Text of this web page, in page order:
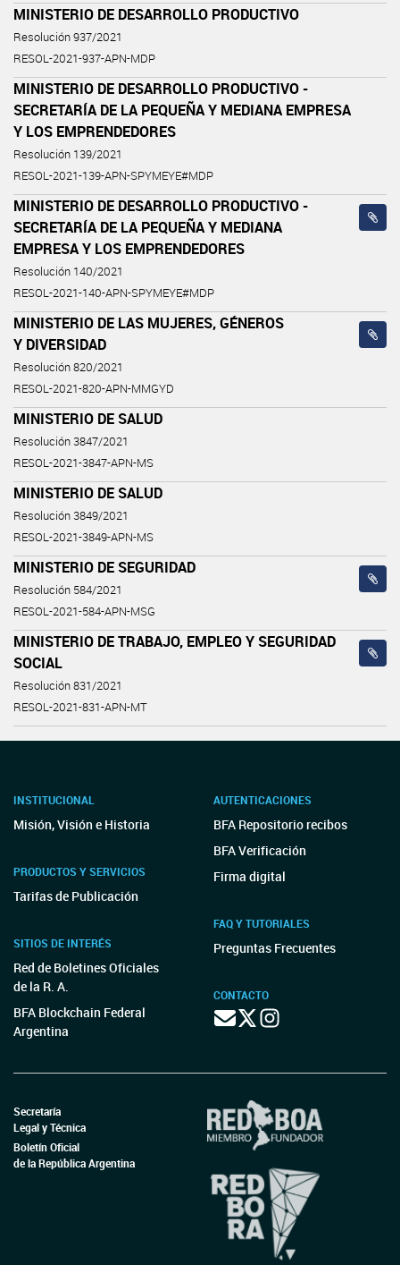
MINISTERIO DE DESARROLLO PRODUCTIVO
Resolución 937/2021
RESOL-2021-937-APN-MDP
MINISTERIO DE DESARROLLO PRODUCTIVO -
SECRETARÍA DE LA PEQUEÑA Y MEDIANA EMPRESA
Y LOS EMPRENDEDORES
Resolución 139/2021
RESOL-2021-139-APN-SPYMEYE#MDP
MINISTERIO DE DESARROLLO PRODUCTIVO -
SECRETARÍA DE LA PEQUEÑA Y MEDIANA
EMPRESA Y LOS EMPRENDEDORES
Resolución 140/2021
RESOL-2021-140-APN-SPYMEYE#MDP
MINISTERIO DE LAS MUJERES, GÉNEROS
Y DIVERSIDAD
Resolución 820/2021
RESOL-2021-820-APN-MMGYD
MINISTERIO DE SALUD
Resolución 3847/2021
RESOL-2021-3847-APN-MS
MINISTERIO DE SALUD
Resolución 3849/2021
RESOL-2021-3849-APN-MS
MINISTERIO DE SEGURIDAD
Resolución 584/2021
RESOL-2021-584-APN-MSG
MINISTERIO DE TRABAJO, EMPLEO Y SEGURIDAD
SOCIAL
Resolución 831/2021
RESOL-2021-831-APN-MT
INSTITUCIONAL
Misión, Visión e Historia
PRODUCTOS Y SERVICIOS
Tarifas de Publicación
SITIOS DE INTERÉS
Red de Boletines Oficiales
de la R. A.
BFA Blockchain Federal
Argentina
AUTENTICACIONES
BFA Repositorio recibos
BFA Verificación
Firma digital
FAQ Y TUTORIALES
Preguntas Frecuentes
CONTACTO
Secretaría
Legal y Técnica
Boletín Oficial
de la República Argentina